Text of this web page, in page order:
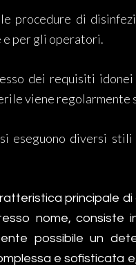
procedure di
e per gli operatori.
dei requisiti
viene regolarmente
eseguono diversi stili
principale
nome, consiste
possibile un
e sofisticata